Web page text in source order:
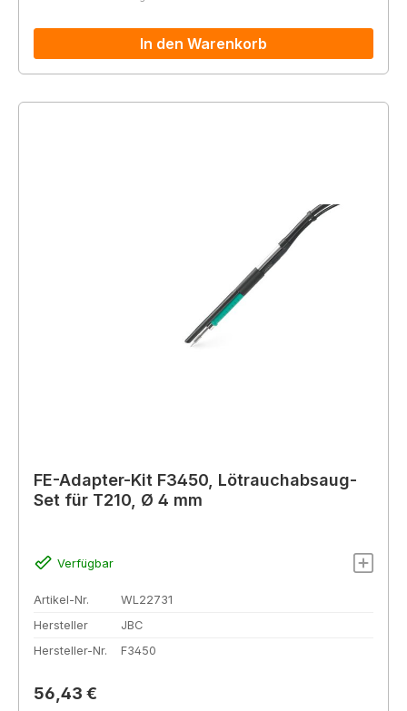
In den Warenkorb
FE-Adapter-Kit F3450, Lötrauchabsaug-
Set für T210, Ø 4 mm
Verfügbar
Artikel-Nr.
WL22731
Hersteller
JBC
Hersteller-Nr.
F3450
Regulärer Preis:
56,43 €